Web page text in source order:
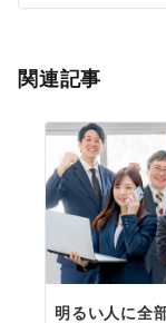
シ
ン
関連記事
明るい人に全